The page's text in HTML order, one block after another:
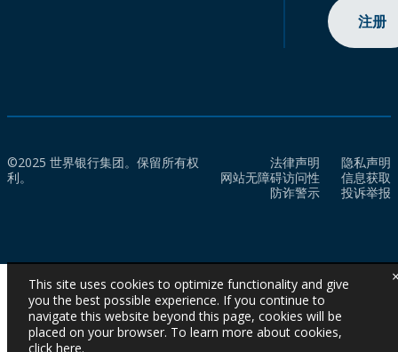
注册
©2025 世界银行集团。保留所有权
利。
法律声明
隐私声明
网站无障碍访问性
信息获取
防诈警示
投诉举报
This site uses cookies to optimize functionality and give
you the best possible experience. If you continue to
navigate this website beyond this page, cookies will be
placed on your browser. To learn more about cookies,
click here.